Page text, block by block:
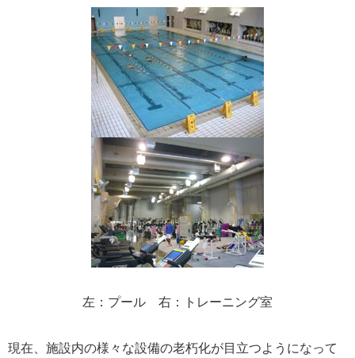
左：プール 右： トレーニング室
現在、施設内の様々な設備の老朽化が目立つようになって